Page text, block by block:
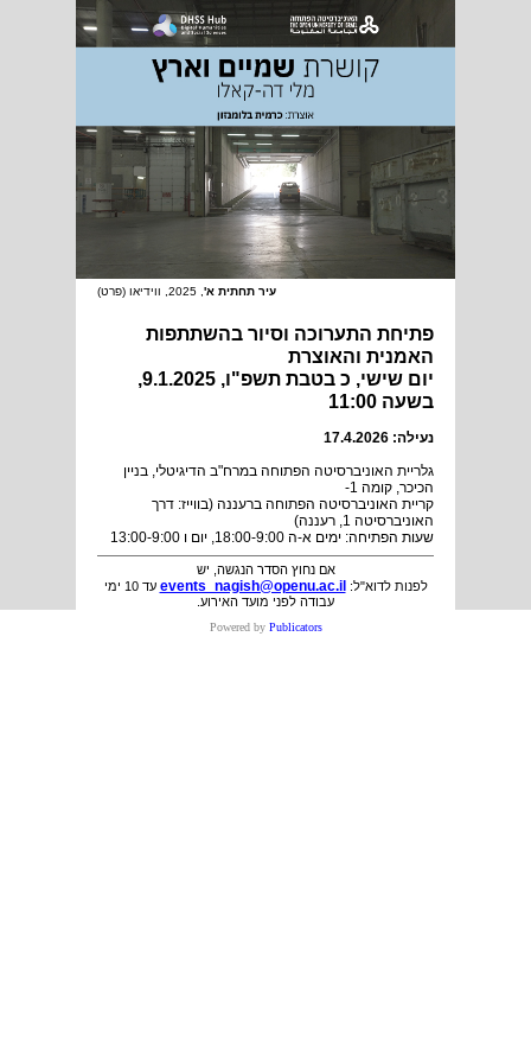
עיר תחתית א' ווידיאו (פרט)
פתיחת התערוכה וסיור בהשתתפות
האמנית והאוצרת
יום שישי, כ בטבת תשפ"ו, 9.1.2025,
בשעה 11:00
נעילה: 17.4.2026
גלריית האוניברסיטה הפתוחה במרח"ב הדיגיטלי, בניין
הכיכר, קומה 1-
קריית האוניברסיטה הפתוחה ברעננה (בווייז: דרך
האוניברסיטה 1, רעננה)
שעות הפתיחה: ימים א-ה 18:00-9:00, יום ו 13:00-9:00
אם נחוץ הסדר הנגשה, יש
לפנות לדוא"ל: events_nagish@openu.ac.il
עד 10 ימי
עבודה לפני מועד האירוע.
Powered by Publicators